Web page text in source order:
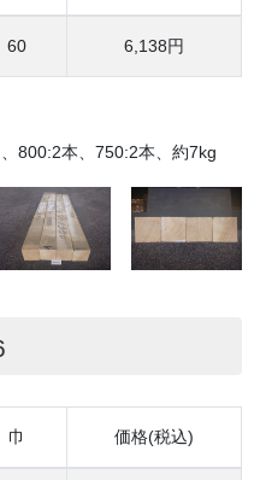
60 6,138円
800:2本、750:2本、約7kg
巾 価格(税込)